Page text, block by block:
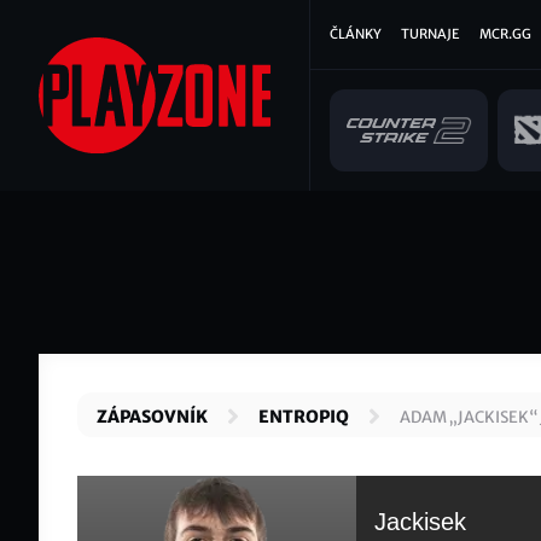
hlavnímu
obsahu
Hlavní
ČLÁNKY TURNAJE MCR.GG
ZÁPASOVNÍK ENTROPIQ ADAM „JACKISEK“
Jackisek